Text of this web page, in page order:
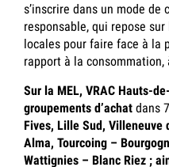
s’inscrire dans un mode
responsable, qui repose
locales pour faire face à la
rapport à la consommation,
Sur la MEL, VRAC Hauts-
groupements d’achat dans
Fives, Lille Sud, Villeneuve
Alma, Tourcoing –
Wattignies – Blanc Riez ;